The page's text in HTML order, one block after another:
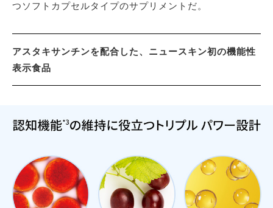
つソフトカプセルタイプのサプリメントだ。
アスタキサンチンを配合した、ニュースキン初の機能性
表示食品